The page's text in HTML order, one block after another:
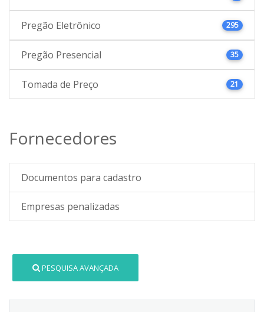
Pregão Eletrônico 295
Pregão Presencial 35
Tomada de Preço 21
Fornecedores
Documentos para cadastro
Empresas penalizadas
PESQUISA AVANÇADA